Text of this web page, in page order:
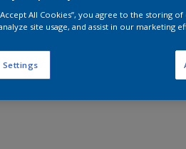
All Cookies”, you agree to the storing
site usage, and assist in our marketing
Settings